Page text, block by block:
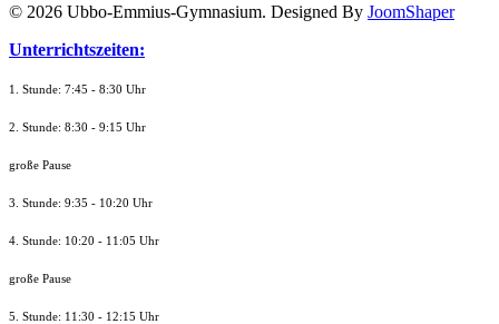
© 2026 Ubbo-Emmius-Gymnasium. Designed By JoomShaper
Unterrichtszeiten:
1. Stunde: 7:45 - 8:30 Uhr
2. Stunde: 8:30 - 9:15 Uhr
große Pause
3. Stunde: 9:35 - 10:20 Uhr
4. Stunde: 10:20 - 11:05 Uhr
große Pause
5. Stunde: 11:30 - 12:15 Uhr